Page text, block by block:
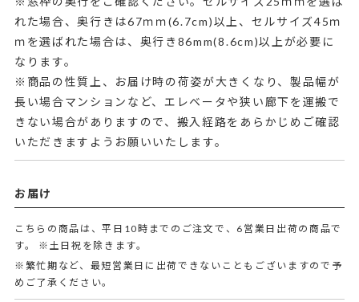
れた場合、奥行きは67ｍｍ(6.7cm)以上、セルサイズ45ｍ
ｍを選ばれた場合は、奥行き86mm(8.6cm)以上が必要に
なります。
※商品の性質上、お届け時の荷姿が大きくなり、製品幅が
長い場合マンションなど、エレベータや狭い廊下を運搬で
きない場合がありますので、搬入経路をあらかじめご確認
いただきますようお願いいたします。
お届け
こちらの商品は、平日10時までのご注文で、6営業日出荷の商品で
す。
※土日祝を除きます。
※繁忙期など、最短営業日に出荷できないこともございますので予
めご了承ください。